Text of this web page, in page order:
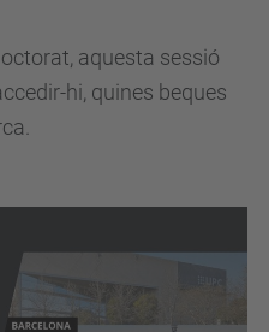
aquesta sessió
hi, quines beques